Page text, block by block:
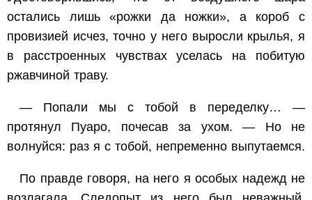
остались лишь «рожки да ножки», а короб с
провизией исчез, точно у него выросли крылья, я
в расстроенных чувствах уселась на побитую
ржавчиной траву.
— Попали мы с тобой в переделку… —
протянул Пуаро, почесав за ухом. — Но не
волнуйся: раз я с тобой, непременно выпутаемся.
По правде говоря, на него я особых надежд не